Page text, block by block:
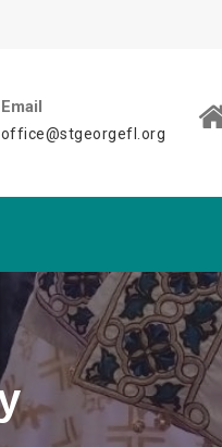
Email
office@stgeorgefl.org